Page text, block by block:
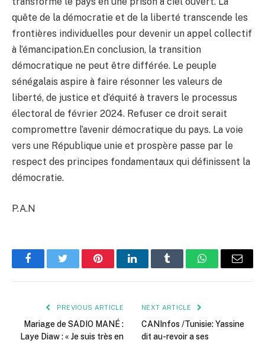
quête de la démocratie et de la liberté transcende les
frontières individuelles pour devenir un appel collectif
à l’émancipation.En conclusion, la transition
démocratique ne peut être différée. Le peuple
sénégalais aspire à faire résonner les valeurs de
liberté, de justice et d’équité à travers le processus
électoral de février 2024. Refuser ce droit serait
compromettre l’avenir démocratique du pays. La voie
vers une République unie et prospère passe par le
respect des principes fondamentaux qui définissent la
démocratie.
P.A.N
FacebookTwitter PinterestLinkedInTumblr WhatsAppEmail
PREVIOUS ARTICLE
Mariage de SADIO MANÉ :
Laye Diaw : « Je suis très en
NEXT ARTICLE
CANInfos /Tunisie: Yassine
dit au-revoir a ses